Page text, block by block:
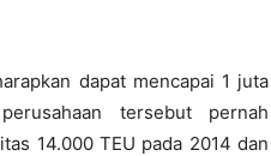
dapat mencapai 1 juta
tersebut pernah
14.000 TEU pada 2014 dan